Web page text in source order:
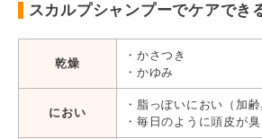
スカルプシャンプーでケアでき
乾燥
・かさつき
・かゆみ
におい
・脂っぽいにおい（加齢
・毎日のように頭皮が臭